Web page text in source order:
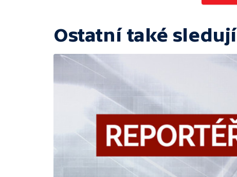
Ostatní také sledují